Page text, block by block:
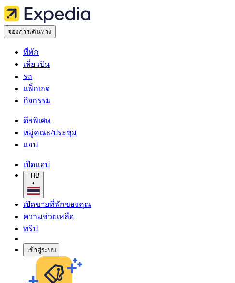
จองการเดินทาง
ที่พัก
เที่ยวบิน
รถ
แพ็กเกจ
กิจกรรม
ดีลพิเศษ
หมู่คณะ/ประชุม
แอป
เปิดแอป
THB
•
เปิดขายที่พักของคุณ
ความช่วยเหลือ
ทริป
เข้าสู่ระบบ